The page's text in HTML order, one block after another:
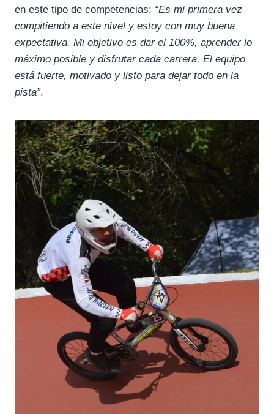
en este tipo de competencias: “Es mi primera vez
compitiendo a este nivel y estoy con muy buena
expectativa. Mi objetivo es dar el 100%, aprender lo
máximo posible y disfrutar cada carrera. El equipo
está fuerte, motivado y listo para dejar todo en la
pista”.